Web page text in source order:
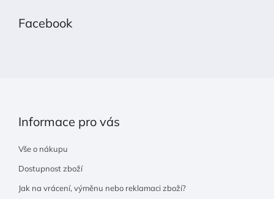
Facebook
Informace pro vás
Vše o nákupu
Dostupnost zboží
Jak na vrácení, výměnu nebo reklamaci zboží?